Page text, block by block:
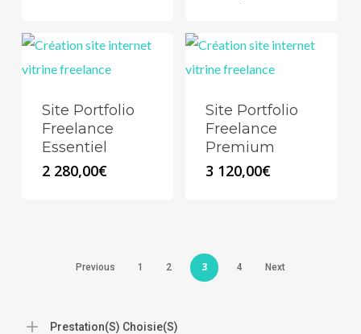
Site Portfolio
Freelance
Essentiel
2 280,00€
Site Portfolio
Freelance
Premium
3 120,00€
Previous 1 2 3 4 Next
Prestation(s) Choisie(s)